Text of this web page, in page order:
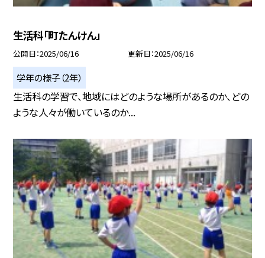
生活科「町たんけん」
公開日 2025/06/16 更新日 2025/06/16
学年の様子（2年）
生活科の学習で、地域にはどのような場所があるのか、どの
ような人々が働いているのか...